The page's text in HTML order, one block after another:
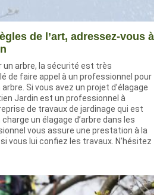
de l’art, adressez-vous à
un arbre, la sécurité est très
de faire appel à un professionnel pour
Si vous avez un projet d’élagage
Jardin est un professionnel à
de travaux de jardinage qui est
un élagage d’arbre dans les
vous assure une prestation à la
vous lui confiez les travaux. N’hésitez